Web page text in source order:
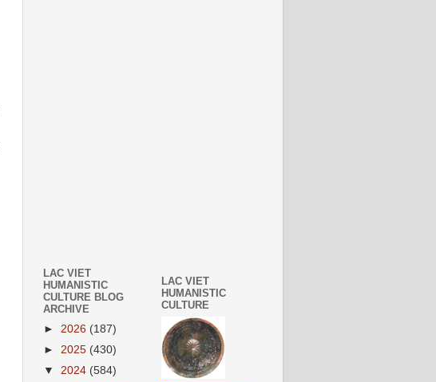
LAC VIET
HUMANISTIC
CULTURE BLOG
ARCHIVE
► 2026 (187)
► 2025 (430)
▼ 2024 (584)
LAC VIET
HUMANISTIC
CULTURE